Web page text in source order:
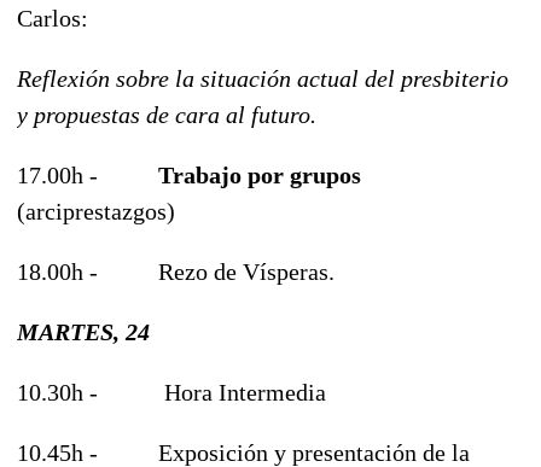
Carlos:
Reflexión sobre la situación actual del presbiterio
y propuestas de cara al futuro.
17.00h - Trabajo por grupos
(arciprestazgos)
18.00h - Rezo de Vísperas.
MARTES, 24
10.30h - Hora Intermedia
10.45h - Exposición y presentación de la